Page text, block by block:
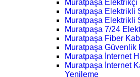
Muratpaşa Elektrikçi
Muratpaşa Elektrikli
Muratpaşa Elektrikli
Muratpaşa 7/24
Muratpaşa Fiber
Muratpaşa Güvenlik
Muratpaşa İnternet
Muratpaşa İnternet
Yenileme